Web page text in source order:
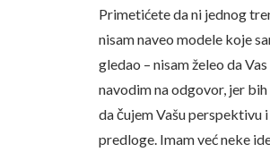
Primetićete da ni jednog
nisam naveo modele koje
gledao – nisam želeo da Vas
navodim na odgovor, jer bih
da čujem Vašu perspektivu i
predloge. Imam već neke